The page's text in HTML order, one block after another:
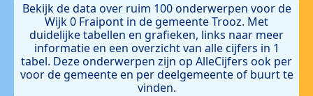
Bekijk de data over ruim 100 onderwerpen voor de
Wijk 0 Fraipont in de gemeente Trooz. Met
duidelijke tabellen en grafieken, links naar meer
informatie en een overzicht van alle cijfers in 1
tabel. Deze onderwerpen zijn op AlleCijfers ook per
voor de gemeente en per deelgemeente of buurt te
vinden.